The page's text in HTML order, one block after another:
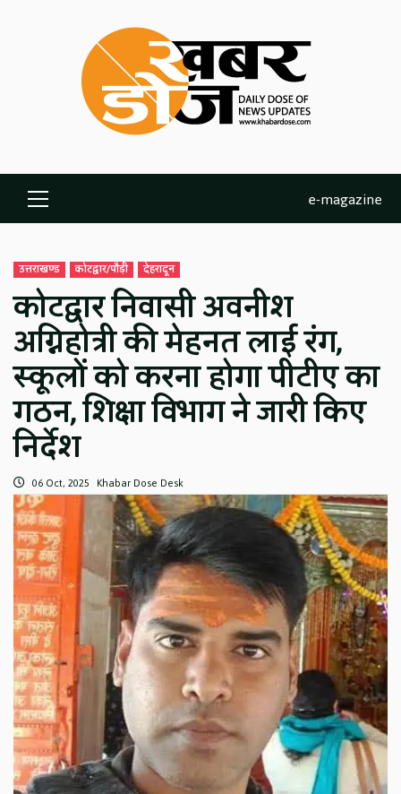
Primary
Menu
e-magazine
उत्तराखण्ड कोटद्वार/पौड़ी देहरादून
कोटद्वार निवासी अवनीश
अग्निहोत्री की मेहनत लाई रंग,
स्कूलों को करना होगा पीटीए का
गठन, शिक्षा विभाग ने जारी किए
निर्देश
06 Oct, 2025 Khabar Dose Desk